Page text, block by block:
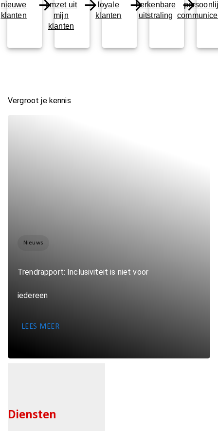
nieuwe
klanten
omzet uit
mijn
klanten
loyale
klanten
herkenbare
uitstraling
Vergroot je kennis
Nieuws
Trendrapport: Inclusiviteit is niet voor
iedereen
LEES MEER
Diensten